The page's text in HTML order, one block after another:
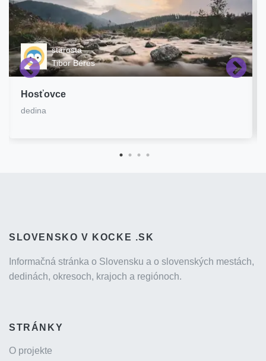
starosta
Tibor Béres
Hosťovce
dedina
SLOVENSKO V KOCKE .SK
Informačná stránka o Slovensku a o slovenských mestách,
dedinách, okresoch, krajoch a regiónoch.
STRÁNKY
O projekte